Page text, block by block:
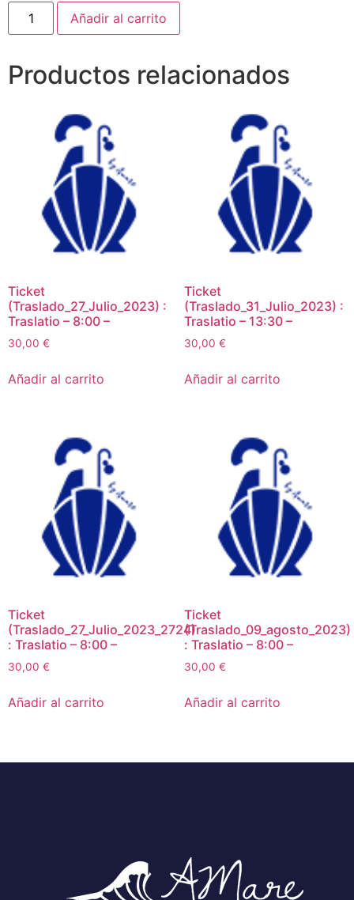
Añadir al carrito
Productos relacionados
Ticket
(Traslado_27_Julio_2023) :
Traslatio – 8:00 –
30,00 €
Añadir al carrito
Ticket
(Traslado_31_Julio_2023) :
Traslatio – 13:30 –
30,00 €
Añadir al carrito
Ticket
(Traslado_27_Julio_2023_2724)
: Traslatio – 8:00 –
30,00 €
Añadir al carrito
Ticket
(Traslado_09_agosto_2023)
: Traslatio – 8:00 –
30,00 €
Añadir al carrito